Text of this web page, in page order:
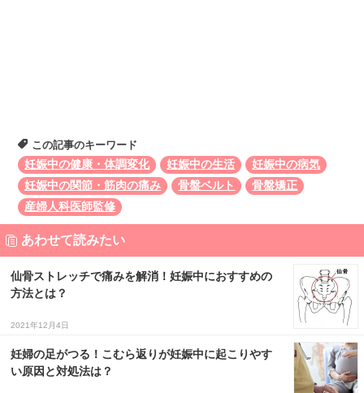
この記事のキーワード
妊娠中の健康・体調変化
妊娠中の生活
妊娠中の病気
妊娠中の関節・筋肉の痛み
骨盤ベルト
骨盤矯正
産婦人科医師監修
あわせて読みたい
仙骨ストレッチで痛みを解消！妊娠中におすすめの
方法とは？
2021年12月4日
妊婦の足がつる！こむら返りが妊娠中に起こりやす
い原因と対処法は？